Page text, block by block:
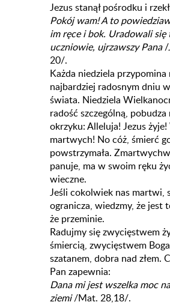
Jezus stanął pośrodku i
Pokój wam! A to
im ręce i bok. Uradowali się
uczniowie, ujrzawszy Pana/
20/.
Każda niedziela przypomina
najbardziej radosnym dniu
świata. Niedziela
radość szczególną, pobudza
okrzyku: Alleluja! Jezus żyje!
martwych! No cóż, śmierć
powstrzymała.
panuje, ma w swoim ręku
wieczne.
Jeśli cokolwiek nas martwi,
ogranicza, wiedzmy, że jest
że przeminie.
Radujmy się zwycięstwem
śmiercią, zwycięstwem
szatanem, dobra nad złem.
Pan zapewnia:
Dana mi jest wszelka moc
ziemi/Mat. 28,18/.